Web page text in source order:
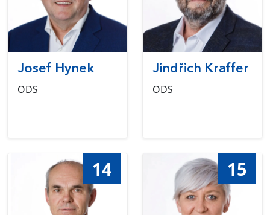
Josef Hynek
ODS
Jindřich Kraffer
ODS
14 15